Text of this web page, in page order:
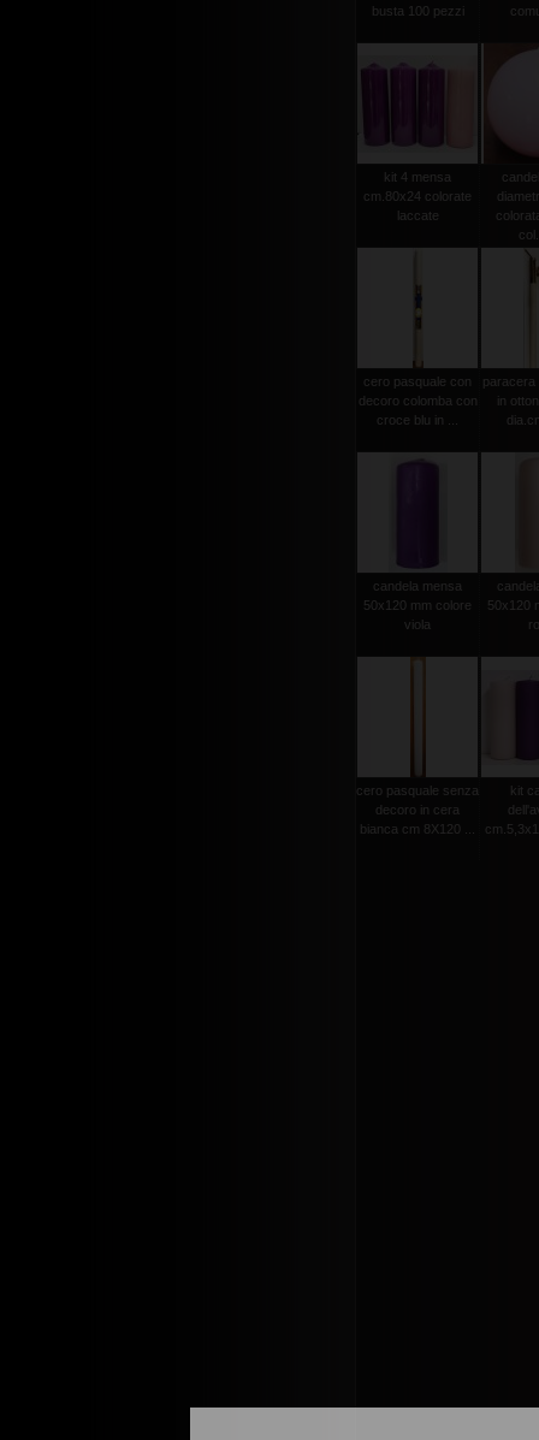
busta 100 pezzi
kit 4 mensa
cm.80x24 colorate
laccate
cero pasquale con
decoro colomba con
croce blu in ...
in
candela mensa
50x120 mm colore
viola
50x120
cero pasquale senza
decoro in cera
bianca cm 8X120 ...
kit